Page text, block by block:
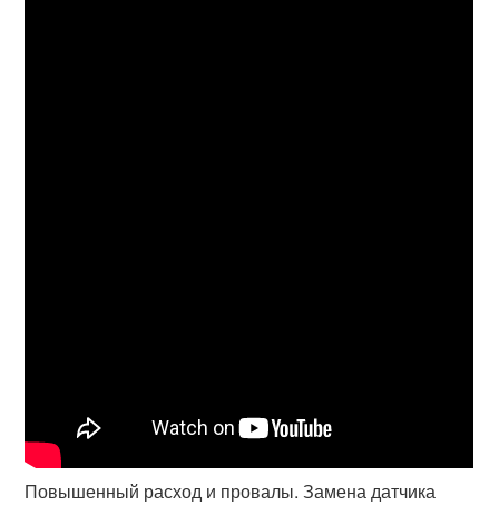
Повышенный расход и провалы. Замена датчика